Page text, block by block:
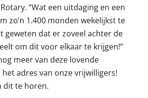
“Wat een uitdaging en een
zo’n 1.400 monden wekelijkst te
geweten dat er zoveel achter de
om dit voor elkaar te krijgen!”
meer van deze lovende
adres van onze vrijwilligers!
dit te horen.